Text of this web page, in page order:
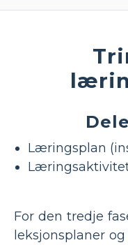
Læringsplan
For den tredje
leksjonsplaner